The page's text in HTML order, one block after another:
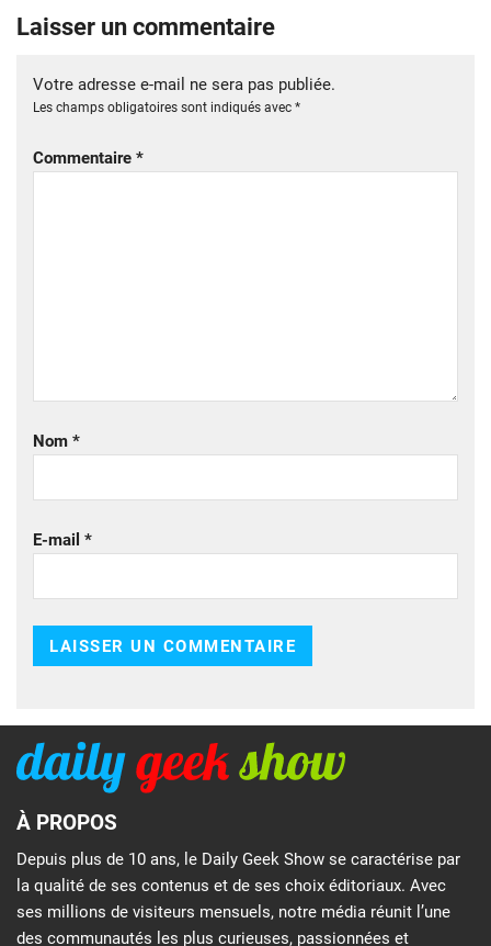
Laisser un commentaire
Votre adresse e-mail ne sera pas publiée.
Les champs obligatoires sont indiqués avec *
Commentaire *
Nom *
E-mail *
À PROPOS
Depuis plus de 10 ans, le Daily Geek Show se caractérise par
la qualité de ses contenus et de ses choix éditoriaux. Avec
ses millions de visiteurs mensuels, notre média réunit l’une
des communautés les plus curieuses, passionnées et